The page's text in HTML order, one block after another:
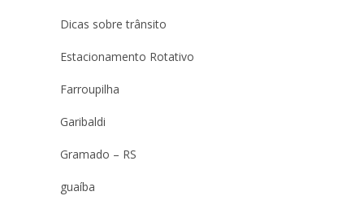
Dicas sobre trânsito
Estacionamento Rotativo
Farroupilha
Garibaldi
Gramado – RS
guaíba